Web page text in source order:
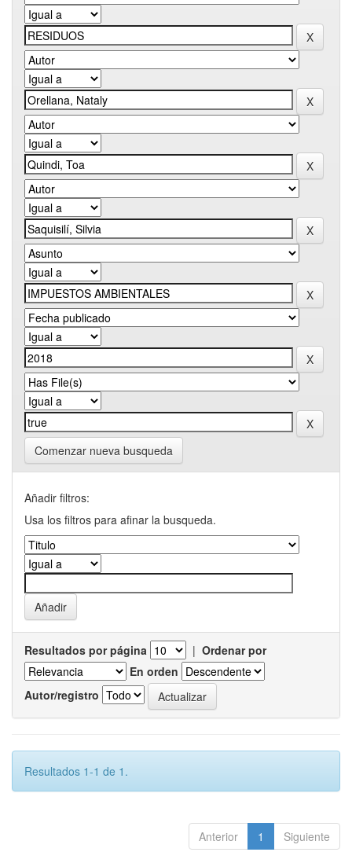
Comenzar nueva busqueda
Añadir filtros:
Usa los filtros para afinar la busqueda.
Resultados por página | Ordenar por
En orden
Autor/registro
Resultados 1-1 de 1.
Anterior 1 Siguiente